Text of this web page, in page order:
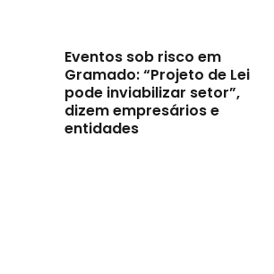
Eventos sob risco em
Gramado: “Projeto de Lei
pode inviabilizar setor”,
dizem empresários e
entidades